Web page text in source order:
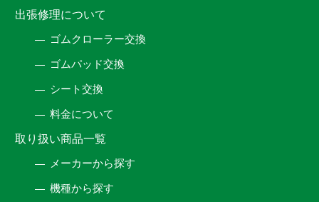
出張修理について
ゴムクローラー交換
ゴムパッド交換
シート交換
料金について
取り扱い商品一覧
メーカーから探す
機種から探す